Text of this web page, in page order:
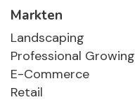
Markten
Landscaping
Professional Growing
E-Commerce
Retail